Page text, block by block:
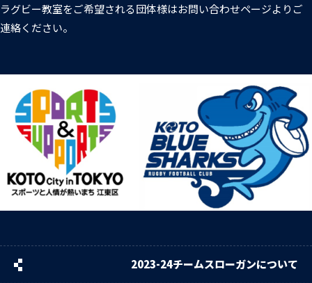
ラグビー教室をご希望される団体様はお問い合わせページよりご
連絡ください。
2023-24チームスローガンについて